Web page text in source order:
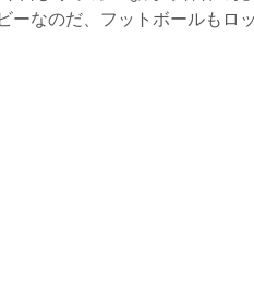
ーなのだ、フットボールもロ